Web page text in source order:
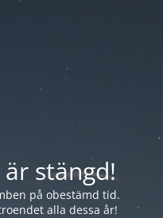
stängd!
på obestämd tid.
alla dessa år!